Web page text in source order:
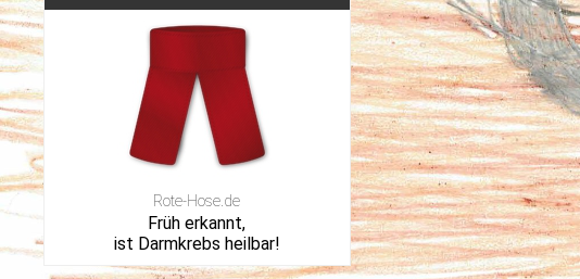
Rote-Hose.de
Früh erkannt,
ist Darmkrebs heilbar!